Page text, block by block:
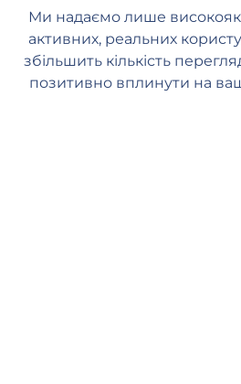
Ми надаємо лише
активних, реальних
збільшить кількість
позитивно вплинути на